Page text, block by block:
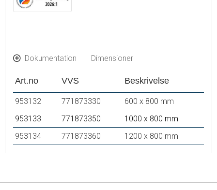
Dokumentation Dimensioner
Art.no VVS Beskrivelse
953132 771873330
600 x 800 mm
953133
771873350
1000 x 800 mm
953134
771873360 1200 x 800 mm